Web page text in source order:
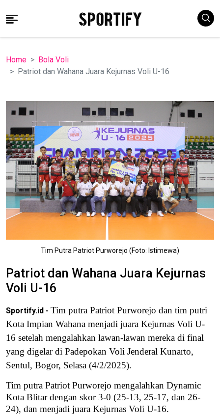
Home
Bola Voli
Patriot dan Wahana Juara Kejurnas Voli U-16
Tim Putra Patriot Purworejo (Foto: Istimewa)
Patriot dan Wahana Juara Kejurnas
Voli U-16
Sportify.id - Tim putra Patriot Purworejo dan tim putri
Kota Impian Wahana menjadi juara Kejurnas Voli U-
16 setelah mengalahkan lawan-lawan mereka di final
yang digelar di Padepokan Voli Jenderal Kunarto,
Sentul, Bogor, Selasa (4/2/2025).
Tim putra Patriot Purworejo mengalahkan Dynamic
Kota Blitar dengan skor 3-0 (25-13, 25-17, dan 26-
24), dan menjadi juara Kejurnas Voli U-16.